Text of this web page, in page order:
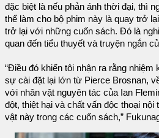
đặc biệt là nếu phản ánh thời đại, thì
thể làm cho bộ phim này là quay trở
trở lại với những cuốn sách. Đó là
quan đến tiểu thuyết và truyện ngắn
“Điều đó khiến tôi nhận ra rằng nhiệm
sự cài đặt lại lớn từ Pierce Brosnan,
với nhân vật nguyên tác của Ian
đột, thiệt hại và chất vấn độc thoại
vật này trong các cuốn sách,”